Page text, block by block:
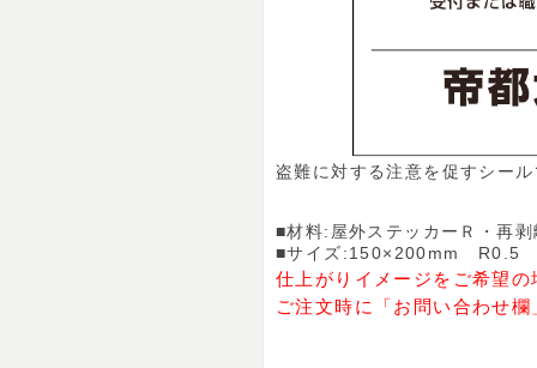
盗難に対する注意を促すシー
■材料:屋外ステッカーＲ・再
■サイズ:150×200mm R0.5
仕上がりイメージをご希望の
ご注文時に「お問い合わせ